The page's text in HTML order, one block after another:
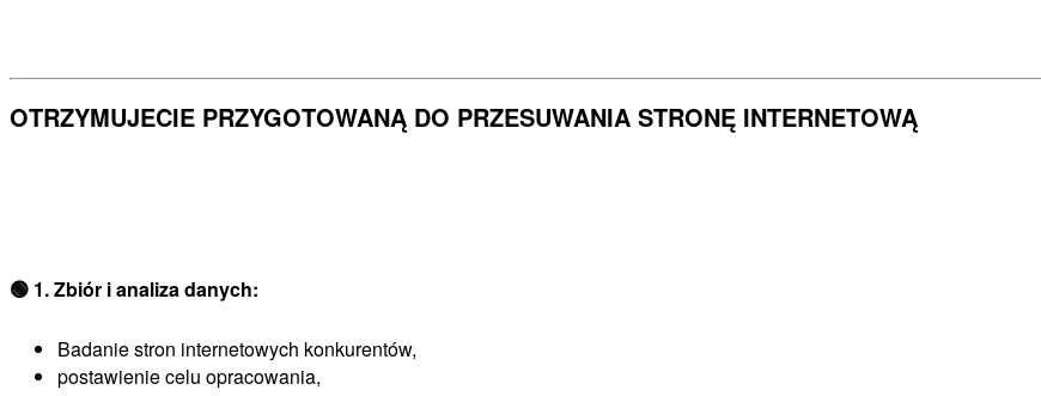
OTRZYMUJECIE PRZYGOTOWANĄ DO PRZESUWANIA STRONĘ INTERNETOWĄ
🟢 1. Zbiór i analiza danych:
Badanie stron internetowych konkurentów,
postawienie celu opracowania,